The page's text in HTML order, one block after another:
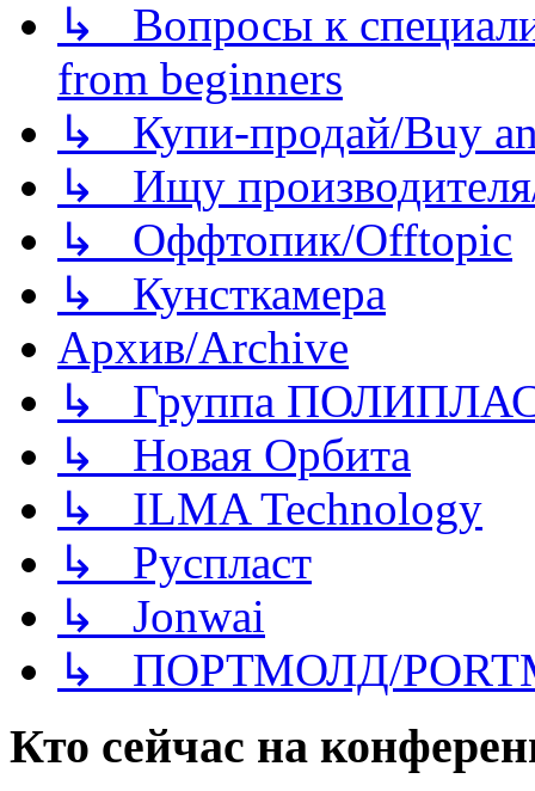
↳ Вопросы к
from beginners
↳ Купи-продай/Buy
↳ Ищу
↳ Оффтопик/Offtopic
↳ Кунсткамера
Архив/Archive
↳ Группа
↳ Новая Орбита
↳ ILMA Technology
↳ Руспласт
↳ Jonwai
↳ ПОРТМОЛД/
Кто сейчас на